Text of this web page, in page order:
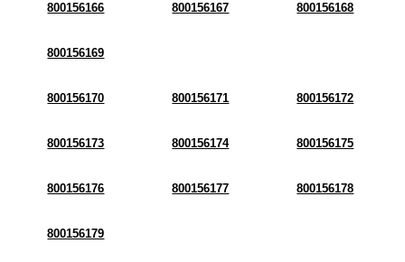
800156166 800156167 800156168
800156169
800156170 800156171 800156172
800156173 800156174 800156175
800156176 800156177 800156178
800156179